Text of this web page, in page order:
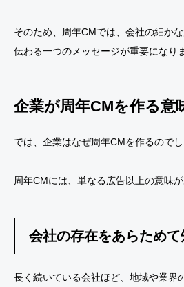
そのため、周年CMでは、会社の細か
伝わる一つのメッセージが重要になり
企業が周年CMを作る意
では、企業はなぜ周年CMを作るのでし
周年CMには、単なる広告以上の意味が
会社の存在をあらため
長く続いている会社ほど、地域や業界